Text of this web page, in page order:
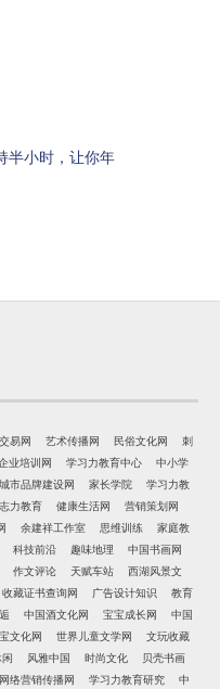
半小时，让你年
易网 艺术传播网 民俗文化网
刺
业培训网 学习力教育中心
中小学
城市品牌建设网 家长学院
学习力教
力教育 健康生活网
营销策划网
余建祥工作室 思维训练
家庭教
科技前沿 趣味地理
中国书画网
作文评论 天赋车站
西湖风景文
收藏证书查询网 广告设计知识
教育
中国酒文化网 宝宝成长网
中国
文化网 世界儿童文学网
文玩收藏
风雅中国 时尚文化
贝壳书画
网络营销传播网 学习力教育研究 中